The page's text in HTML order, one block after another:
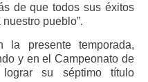
de que todos sus éxitos
pueblo”.
la presente temporada,
y en el Campeonato de
su séptimo título